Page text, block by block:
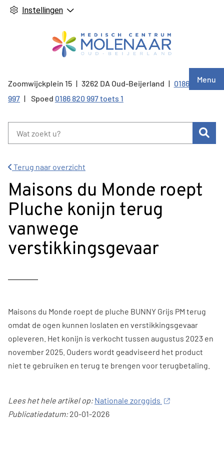
Instellingen
Menu
Zoomwijckplein 15 3262 DA Oud-Beijerland Tel:
0186 820
997
Spoed 0186 820 997 toets 1
Terug naar overzicht
Maisons du Monde roept
Pluche konijn terug
vanwege
verstikkingsgevaar
Maisons du Monde roept de pluche BUNNY Grijs PM terug
omdat de ogen kunnen loslaten en verstikkingsgevaar
opleveren. Het konijn is verkocht tussen augustus 2023 en
november 2025. Ouders wordt geadviseerd het product
niet te gebruiken en terug te brengen voor terugbetaling.
Lees het hele artikel op: Nationale zorggids
Publicatiedatum:20-01-2026